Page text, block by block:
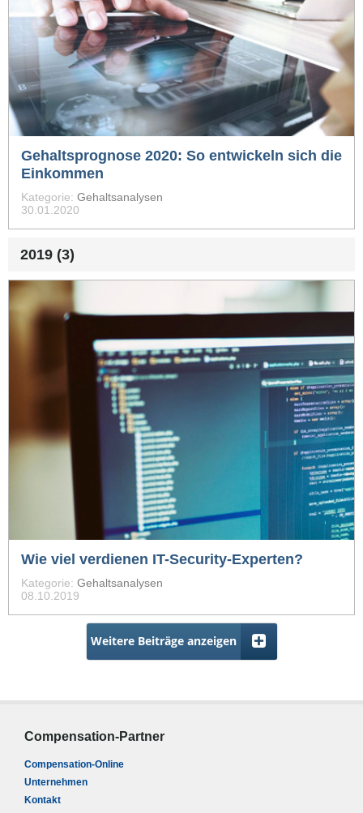
Gehaltsprognose 2020: So entwickeln sich die
Einkommen
Kategorie: Gehaltsanalysen
30.01.2020
2019 (3)
Wie viel verdienen IT-Security-Experten?
Kategorie: Gehaltsanalysen
08.10.2019
Weitere Beiträge anzeigen
Compensation-Partner
Compensation-Online
Unternehmen
Kontakt